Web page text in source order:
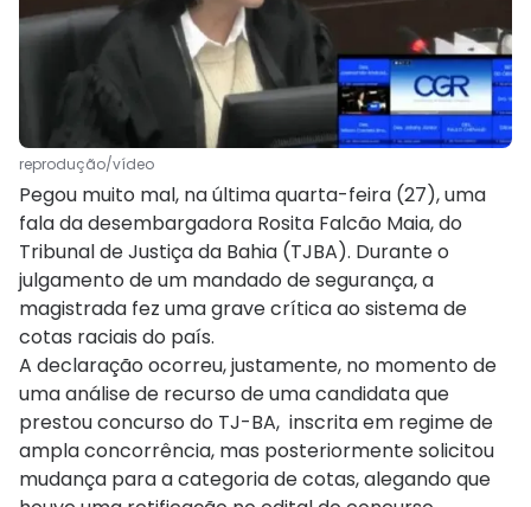
reprodução/vídeo
Pegou muito mal, na última quarta-feira (27), uma
fala da desembargadora Rosita Falcão Maia, do
Tribunal de Justiça da Bahia (TJBA). Durante o
julgamento de um mandado de segurança, a
magistrada fez uma grave crítica ao sistema de
cotas raciais do país.
A declaração ocorreu, justamente, no momento de
uma análise de recurso de uma candidata que
prestou concurso do TJ-BA, inscrita em regime de
ampla concorrência, mas posteriormente solicitou
mudança para a categoria de cotas, alegando que